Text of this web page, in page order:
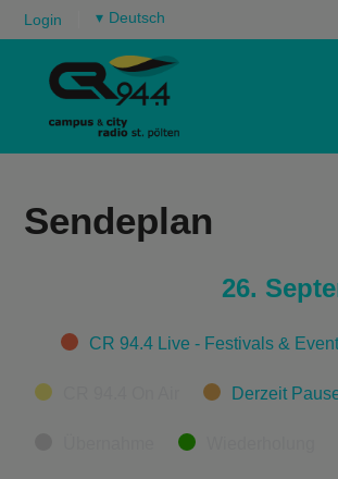
Login ▾
Sendeplan
26.
CategoriesCR 94.4 Live - Festivals &
Derzeit